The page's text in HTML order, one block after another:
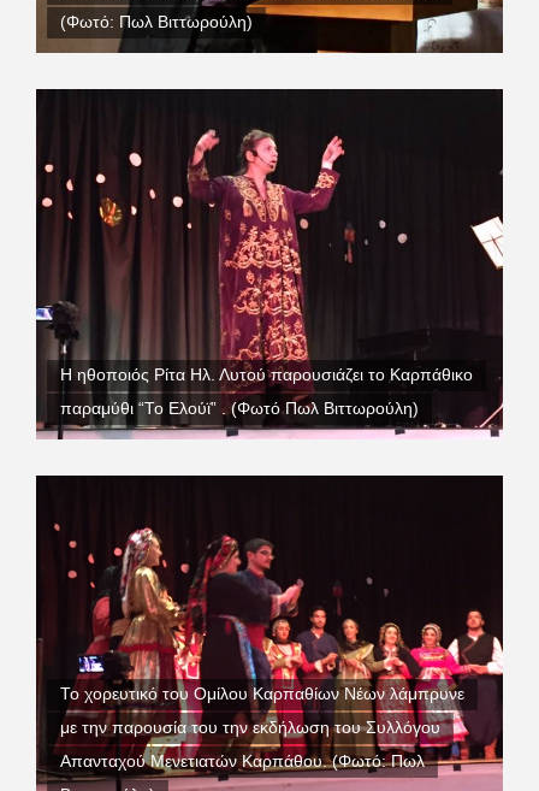
(Φωτό: Πωλ Βιττωρούλη)
Η ηθοποιός Ρίτα Ηλ. Λυτού παρουσιάζει το Καρπάθικο
παραμύθι “Το Ελούϊ” . (Φωτό Πωλ Βιττωρούλη)
Το χορευτικό του Ομίλου Καρπαθίων Νέων λάμπρυνε
με την παρουσία του την εκδήλωση του Συλλόγου
Απανταχού Μενετιατών Καρπάθου. (Φωτό: Πωλ